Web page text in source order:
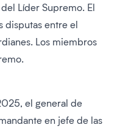
Líder Supremo. El
disputas entre el
Los miembros
el general de
en jefe de las